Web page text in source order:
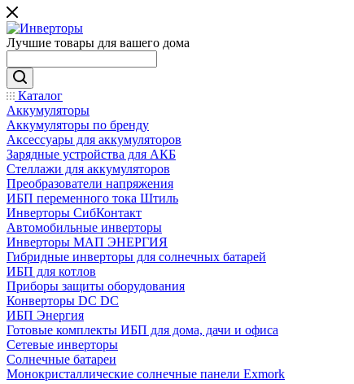
Лучшие товары для вашего дома
Каталог
Аккумуляторы
Аккумуляторы по бренду
Аксессуары для аккумуляторов
Зарядные устройства для АКБ
Стеллажи для аккумуляторов
Преобразователи напряжения
ИБП переменного тока Штиль
Инверторы СибКонтакт
Автомобильные инверторы
Инверторы МАП ЭНЕРГИЯ
Гибридные инверторы для солнечных батарей
ИБП для котлов
Приборы защиты оборудования
Конверторы DC DC
ИБП Энергия
Готовые комплекты ИБП для дома, дачи и офиса
Сетевые инверторы
Солнечные батареи
Монокристаллические солнечные панели Exmork